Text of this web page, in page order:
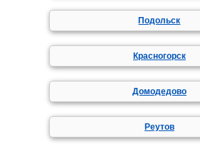
Подольск
Красногорск
Домодедово
Реутов